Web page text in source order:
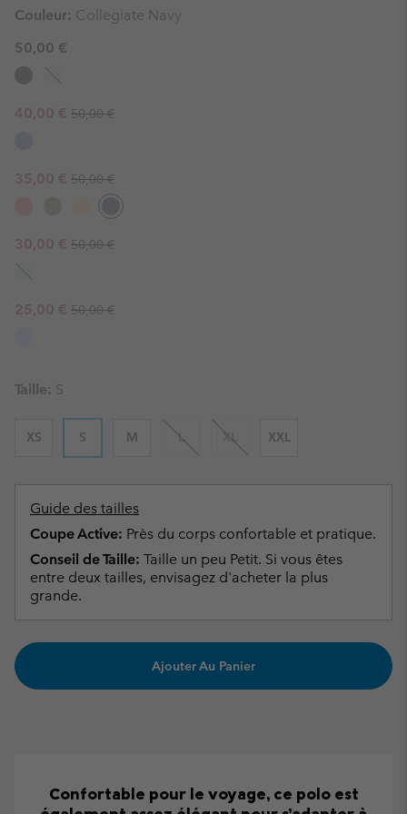
Couleur: Collegiate Navy
50,00 €
Sale price:
40,00 € Regular price:
50,00 €
Sale price:
35,00 € Regular price:
50,00 €
Sale price:
30,00 € Regular price:
50,00 €
Sale price:
25,00 € Regular price:
50,00 €
Taille: S
XS S M L XL XXL
Guide des tailles
Coupe Active: Près du corps confortable et pratique.
Conseil de Taille: Taille un peu Petit. Si vous êtes
entre deux tailles, envisagez d'acheter la plus
grande.
Ajouter Au Panier
Confortable pour le voyage, ce polo est